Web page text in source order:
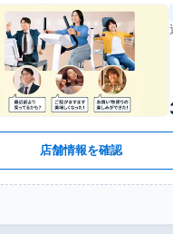
店舗情報を確認